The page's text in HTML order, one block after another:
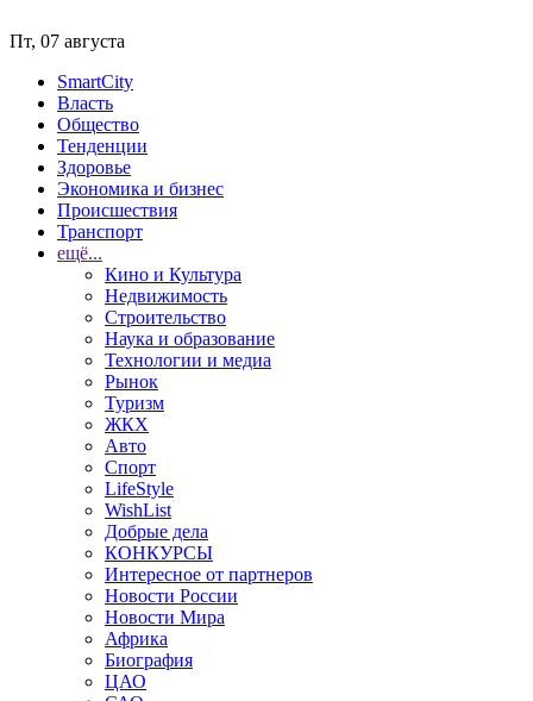
Пт, 07 августа
SmartCity
Власть
Общество
Тенденции
Здоровье
Экономика и бизнес
Происшествия
Транспорт
ещё...
Кино и Культура
Недвижимость
Строительство
Наука и образование
Технологии и медиа
Рынок
Туризм
ЖКХ
Авто
Спорт
LifeStyle
WishList
Добрые дела
КОНКУРСЫ
Интересное от партнеров
Новости России
Новости Мира
Африка
Биография
ЦАО